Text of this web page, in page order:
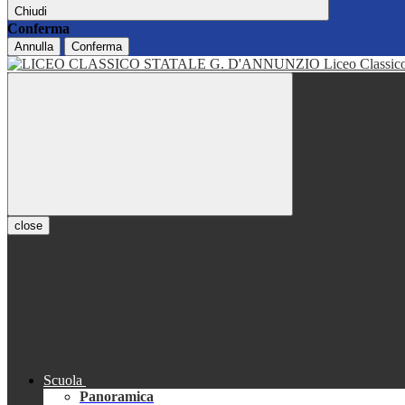
Chiudi
Conferma
Annulla Conferma
Liceo
close
Scuola
Panoramica